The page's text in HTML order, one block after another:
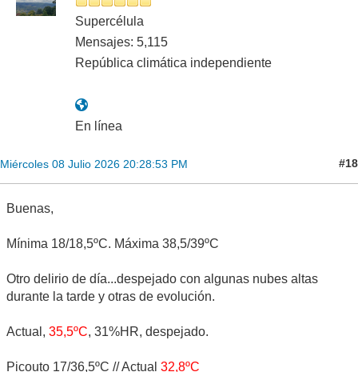
Supercélula
Mensajes: 5,115
República climática independiente
En línea
Miércoles 08 Julio 2026 20:28:53 PM #18
Buenas,
Mínima 18/18,5ºC. Máxima 38,5/39ºC
Otro delirio de día...despejado con algunas nubes altas
durante la tarde y otras de evolución.
Actual, 35,5ºC, 31%HR, despejado.
Picouto 17/36,5ºC // Actual 32,8ºC